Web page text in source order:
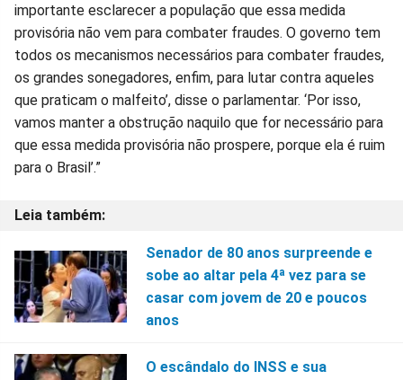
importante esclarecer a população que essa medida
provisória não vem para combater fraudes. O governo tem
todos os mecanismos necessários para combater fraudes,
os grandes sonegadores, enfim, para lutar contra aqueles
que praticam o malfeito’, disse o parlamentar. ‘Por isso,
vamos manter a obstrução naquilo que for necessário para
que essa medida provisória não prospere, porque ela é ruim
para o Brasil’.”
Senador de 80 anos surpreende e
sobe ao altar pela 4ª vez para se
casar com jovem de 20 e poucos
anos
O escândalo do INSS e sua